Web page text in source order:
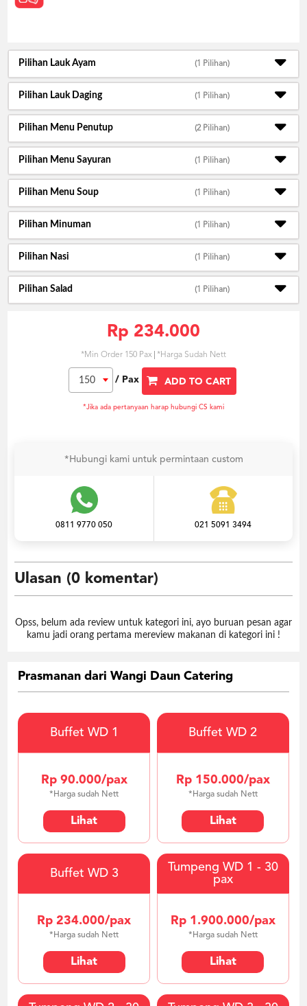
Pilihan Lauk Ayam (1 Pilihan)
Pilihan Lauk Daging (1 Pilihan)
Pilihan Menu Penutup (2 Pilihan)
Pilihan Menu Sayuran (1 Pilihan)
Pilihan Menu Soup (1 Pilihan)
Pilihan Minuman (1 Pilihan)
Pilihan Nasi (1 Pilihan)
Pilihan Salad (1 Pilihan)
Rp 234.000
*Min Order 150 Pax *Harga Sudah Nett
150 / Pax ADD TO CART
*Jika ada pertanyaan harap hubungi CS kami
*Hubungi kami untuk permintaan custom
0811 9770 050 021 5091 3494
Ulasan (0 komentar)
Opss, belum ada review untuk kategori ini, ayo buruan pesan agar
kamu jadi orang pertama mereview makanan di kategori ini !
Prasmanan dari Wangi Daun Catering
Buffet WD 1
Rp 90.000/pax
*Harga sudah Nett
Lihat
Buffet WD 2
Rp 150.000/pax
*Harga sudah Nett
Lihat
Buffet WD 3
Rp 234.000/pax
*Harga sudah Nett
Lihat
Tumpeng WD 1 - 30
pax
Rp 1.900.000/pax
*Harga sudah Nett
Lihat